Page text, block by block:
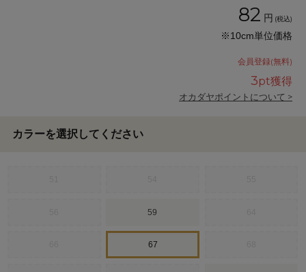
82 円 (税込)
※10cm単位価格
会員登録(無料)
3pt獲得
オカダヤポイントについて >
カラーを選択してください
59
67